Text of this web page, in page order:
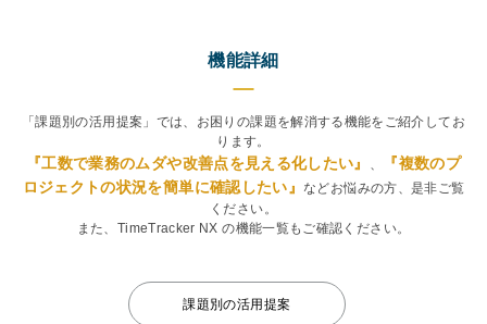
個人毎に自由にカスタマイズ
毎日確認する項目だけをまとめたり、表示するデータを必要なもののみに
自分専用の使いやすい画面
ん。
メンバーの日々の工数を知ることは、残業状況の把握や健康管理の面から
機能詳細
「課題別の活用提案」では、お困りの課題を解消する機能をご紹介してお
ります。
『工数で業務のムダや改善点を見える化したい』
『複数のプ
ロジェクトの状況を簡単に確認したい』
などお悩みの方、是非ご覧
ください。
また、TimeTracker NX の機能一覧もご確認ください。
課題別の活用提案